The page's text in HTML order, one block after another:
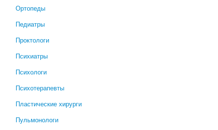
Ортопеды
Педиатры
Проктологи
Психиатры
Психологи
Психотерапевты
Пластические хирурги
Пульмонологи